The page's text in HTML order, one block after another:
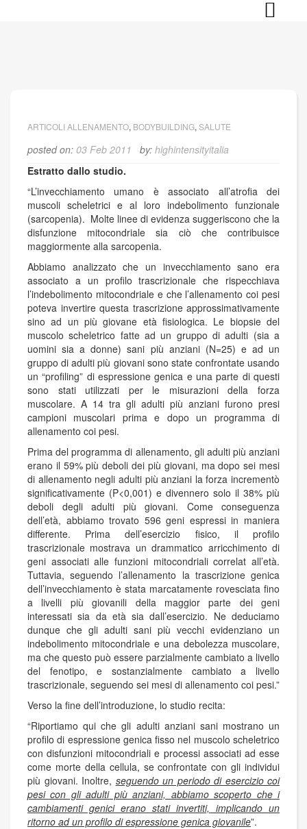
ARTICOLI ALLENAMENTO, BODYBUILDING, SALUTE
posted on: 03 Feb 2011 by: highintensityitalia
Estratto dallo studio.
“L’invecchiamento umano è associato all’atrofia dei
muscoli scheletrici e al loro indebolimento funzionale
(sarcopenia). Molte linee di evidenza suggeriscono che la
disfunzione mitocondriale sia ciò che contribuisce
maggiormente alla sarcopenia.
Abbiamo analizzato che un invecchiamento sano era
associato a un profilo trascrizionale che rispecchiava
l’indebolimento mitocondriale e che l’allenamento coi pesi
poteva invertire questa trascrizione approssimativamente
sino ad un più giovane età fisiologica. Le biopsie del
muscolo scheletrico fatte ad un gruppo di adulti (sia a
uomini sia a donne) sani più anziani (N=25) e ad un
gruppo di adulti più giovani sono state confrontate usando
un “profiling” di espressione genica e una parte di questi
sono stati utilizzati per le misurazioni della forza
muscolare. A 14 tra gli adulti più anziani furono presi
campioni muscolari prima e dopo un programma di
allenamento coi pesi.
Prima del programma di allenamento, gli adulti più anziani
erano il 59% più deboli dei più giovani, ma dopo sei mesi
di allenamento negli adulti più anziani la forza incrementò
significativamente (P<0,001) e divennero solo il 38% più
deboli degli adulti più giovani. Come conseguenza
dell’età, abbiamo trovato 596 geni espressi in maniera
differente. Prima dell’esercizio fisico, il profilo
trascrizionale mostrava un drammatico arricchimento di
geni associati alle funzioni mitocondriali correlat all’età.
Tuttavia, seguendo l’allenamento la trascrizione genica
dell’invecchiamento è stata marcatamente rovesciata fino
a livelli più giovanili della maggior parte dei geni
interessati sia da età sia dall’esercizio. Ne deduciamo
dunque che gli adulti sani più vecchi evidenziano un
indebolimento mitocondriale e una debolezza muscolare,
ma che questo può essere parzialmente cambiato a livello
del fenotipo, e sostanzialmente cambiato a livello
trascrizionale, seguendo sei mesi di allenamento coi pesi.”
Verso la fine dell’introduzione, lo studio recita:
“Riportiamo qui che gli adulti anziani sani mostrano un
profilo di espressione genica fisso nel muscolo scheletrico
con disfunzioni mitocondriali e processi associati ad esse
come morte della cellula, se confrontate con gli individui
più giovani. Inoltre, seguendo un periodo di esercizio coi
pesi con gli adulti più anziani, abbiamo scoperto che i
cambiamenti genici erano stati invertiti, implicando un
ritorno ad un profilo di espressione genica giovanile”.